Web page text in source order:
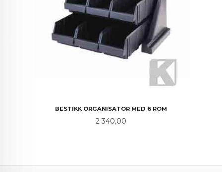
BESTIKK ORGANISATOR MED 6 ROM
Pris
2 340,00